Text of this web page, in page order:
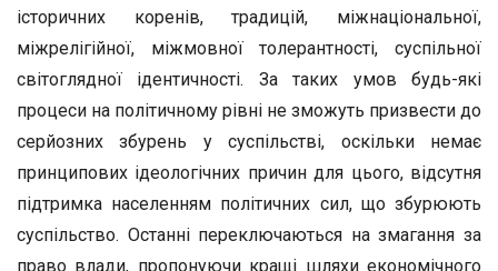
історичних коренів, традицій, міжнаціональної,
міжрелігійної, міжмовної толерантності, суспільної
світоглядної ідентичності. За таких умов будь-які
процеси на політичному рівні не зможуть призвести до
серйозних збурень у суспільстві, оскільки немає
принципових ідеологічних причин для цього, відсутня
підтримка населенням політичних сил, що збурюють
суспільство. Останні переключаються на змагання за
право влади, пропонуючи кращі шляхи економічного